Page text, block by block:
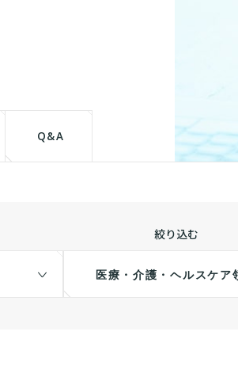
Q&A
絞り込む
医療・介護・ヘルスケア